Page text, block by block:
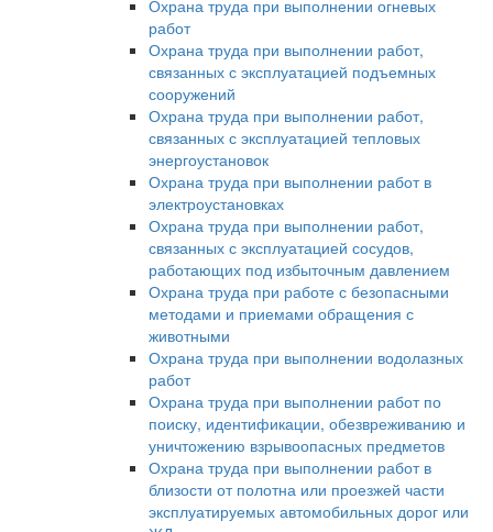
Охрана труда при выполнении огневых
работ
Охрана труда при выполнении работ,
связанных с эксплуатацией подъемных
сооружений
Охрана труда при выполнении работ,
связанных с эксплуатацией тепловых
энергоустановок
Охрана труда при выполнении работ в
электроустановках
Охрана труда при выполнении работ,
связанных с эксплуатацией сосудов,
работающих под избыточным давлением
Охрана труда при работе с безопасными
методами и приемами обращения с
животными
Охрана труда при выполнении водолазных
работ
Охрана труда при выполнении работ по
поиску, идентификации, обезвреживанию и
уничтожению взрывоопасных предметов
Охрана труда при выполнении работ в
близости от полотна или проезжей части
эксплуатируемых автомобильных дорог или